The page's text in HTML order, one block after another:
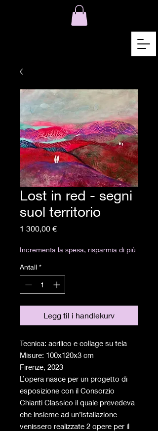
Lost in red - segni
suol territorio
1 300,00 €Pris
Incrementa la spesa, risparmia di più
Antall *
Legg til i handlekurv
Tecnica: acrilico e collage su tela
Misure: 100x120x3 cm
Firenze, 2023
L’opera nasce per un progetto di
esposizione con il Consorzio
Chianti Classico il quale prevedeva
che insieme ad un’istallazione
venissero realizzate 2 opere per il